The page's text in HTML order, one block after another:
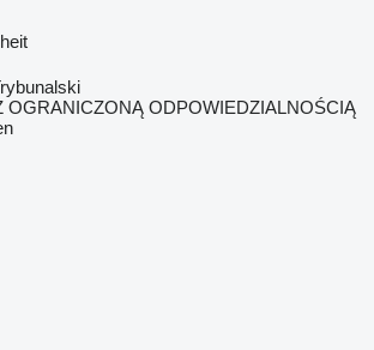
OGRANICZONĄ ODPOWIEDZIALNOŚCIĄ